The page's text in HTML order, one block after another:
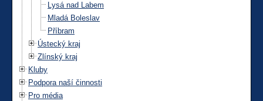
Lysá nad Labem
Mladá Boleslav
Příbram
Ústecký kraj
Zlínský kraj
Kluby
Podpora naší činnosti
Pro média